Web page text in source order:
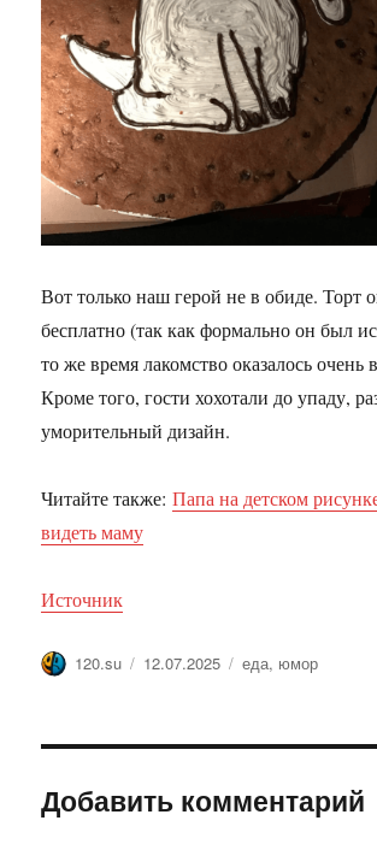
Вот только наш герой не в обиде. Торт
бесплатно (так как формально он был
то же время лакомство оказалось очень
Кроме того, гости хохотали до упаду,
уморительный дизайн.
Читайте также:Папа на детском
видеть маму
Источник
Автор
120.su Опубликовано
12.07.2025 Метки
еда, юмор
Добавить комментарий